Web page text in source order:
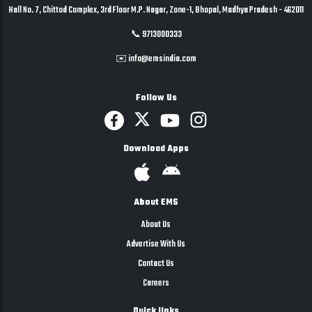
Hall No. 7, Chittod Complex, 3rd Floor M.P. Nagar, Zone-1, Bhopal, Madhya Pradesh - 462011
📞 9713000333
✉️ info@emsindia.com
Follow Us
Download Apps
About EMS
About Us
Advertise With Us
Contact Us
Careers